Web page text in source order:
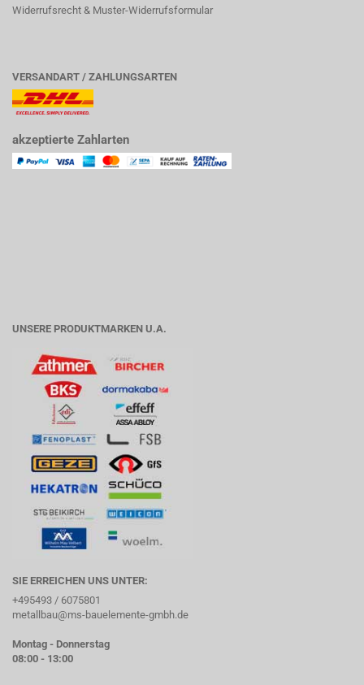
Widerrufsrecht & Muster-Widerrufsformular
VERSANDART / ZAHLUNGSARTEN
akzeptierte Zahlarten
UNSERE PRODUKTMARKEN U.A.
SIE ERREICHEN UNS UNTER:
+495493 / 6075801
metallbau@ms-bauelemente-gmbh.de
Montag - Donnerstag
08:00 - 13:00